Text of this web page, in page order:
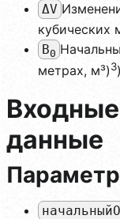
ΔV
кубических
В0
метрах, м³)3)
данные